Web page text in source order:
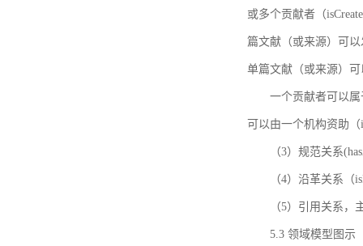
或多个贡献者（
篇文献（或来源）可
单篇文献（或来源）可
一个贡献者可以
可以由一个机构资助（
（3）规范关系
（4）沿革关系
（5）引用关系，
5.3 领域模型图示